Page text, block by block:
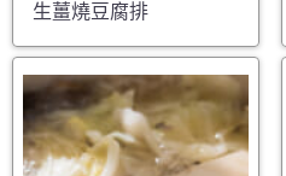
生薑燒豆腐排